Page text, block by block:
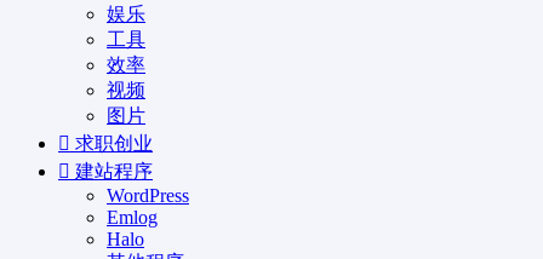
娱乐
工具
效率
视频
图片
求职创业
建站程序
WordPress
Emlog
Halo